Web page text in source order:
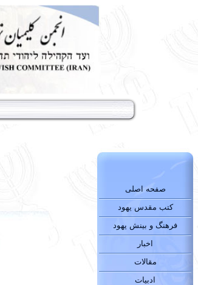
صفحه اصلی
کتب مقدس یهود
فرهنگ و بینش یهود
اخبار
مقالات
ادبیات